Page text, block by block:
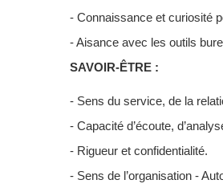
- Connaissance et curiosité
- Aisance avec les outils
SAVOIR-ÊTRE :
- Sens du service, de la
- Capacité d’écoute,
- Rigueur et confidentialité.
- Sens de l’organisation -